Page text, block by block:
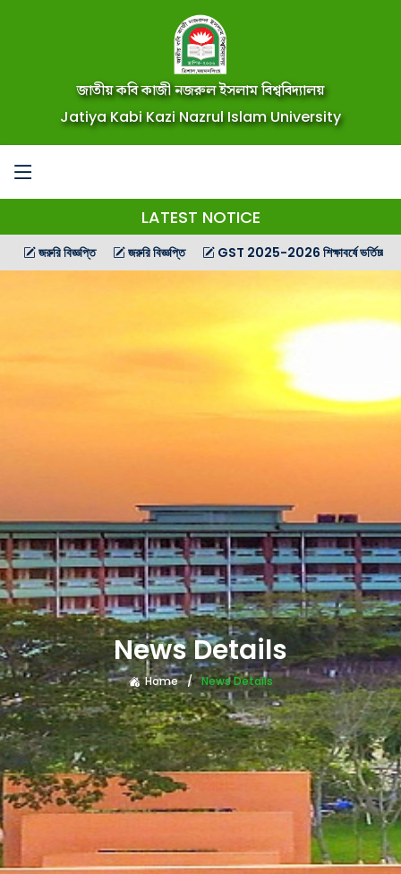
জাতীয় কবি কাজী নজরুল ইসলাম বিশ্ববিদ্যালয়
Jatiya Kabi Kazi Nazrul Islam University
LATEST NOTICE
জরুরি বিজ্ঞপ্তি জরুরি বিজ্ঞপ্তি GST 2025-2026 শিক্ষাবর্ষে ভর্তিচ্ছু শিক্ষার্থীদের
News Details
Home News Details